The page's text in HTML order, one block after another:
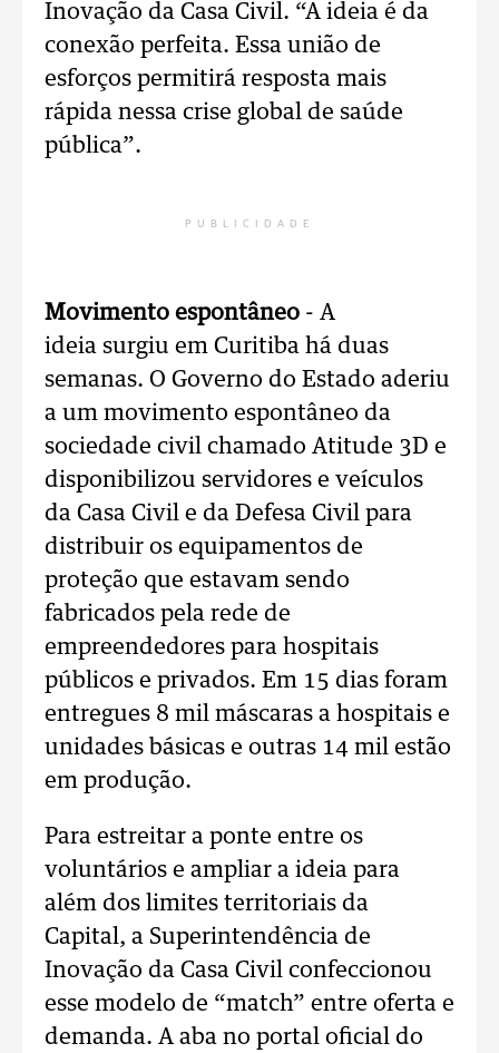
Inovação da Casa Civil. “A ideia é da
conexão perfeita. Essa união de
esforços permitirá resposta mais
rápida nessa crise global de saúde
pública”.
PUBLICIDADE
Movimento espontâneo - A
ideia surgiu em Curitiba há duas
semanas. O Governo do Estado aderiu
a um movimento espontâneo da
sociedade civil chamado Atitude 3D e
disponibilizou servidores e veículos
da Casa Civil e da Defesa Civil para
distribuir os equipamentos de
proteção que estavam sendo
fabricados pela rede de
empreendedores para hospitais
públicos e privados. Em 15 dias foram
entregues 8 mil máscaras a hospitais e
unidades básicas e outras 14 mil estão
em produção.
Para estreitar a ponte entre os
voluntários e ampliar a ideia para
além dos limites territoriais da
Capital, a Superintendência de
Inovação da Casa Civil confeccionou
esse modelo de “match” entre oferta e
demanda. A aba no portal oficial do